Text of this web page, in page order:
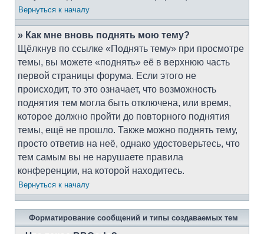
Вернуться к началу
» Как мне вновь поднять мою тему?
Щёлкнув по ссылке «Поднять тему» при просмотре
темы, вы можете «поднять» её в верхнюю часть
первой страницы форума. Если этого не
происходит, то это означает, что возможность
поднятия тем могла быть отключена, или время,
которое должно пройти до повторного поднятия
темы, ещё не прошло. Также можно поднять тему,
просто ответив на неё, однако удостоверьтесь, что
тем самым вы не нарушаете правила
конференции, на которой находитесь.
Вернуться к началу
Форматирование сообщений и типы создаваемых тем